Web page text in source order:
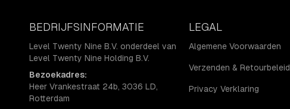
BEDRIJFSINFORMATIE
Level Twenty Nine B.V. onderdeel van
Level Twenty Nine Holding B.V.
Bezoekadres:
Heer Vrankestraat 24b, 3036 LD,
Rotterdam
LEGAL
Algemene Voorwaarden
Verzenden & Retourbeleid
Privacy Verklaring